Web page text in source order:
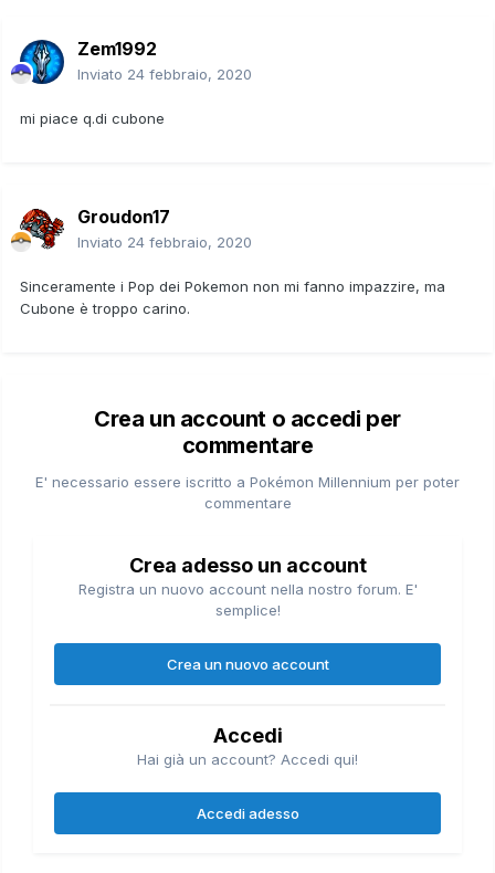
Zem1992
Inviato 24 febbraio, 2020
mi piace q.di cubone
Groudon17
Inviato 24 febbraio, 2020
Sinceramente i Pop dei Pokemon non mi fanno impazzire, ma
Cubone è troppo carino.
Crea un account o accedi per
commentare
E' necessario essere iscritto a Pokémon Millennium per poter
commentare
Crea adesso un account
Registra un nuovo account nella nostro forum. E'
semplice!
Crea un nuovo account
Accedi
Hai già un account? Accedi qui!
Accedi adesso